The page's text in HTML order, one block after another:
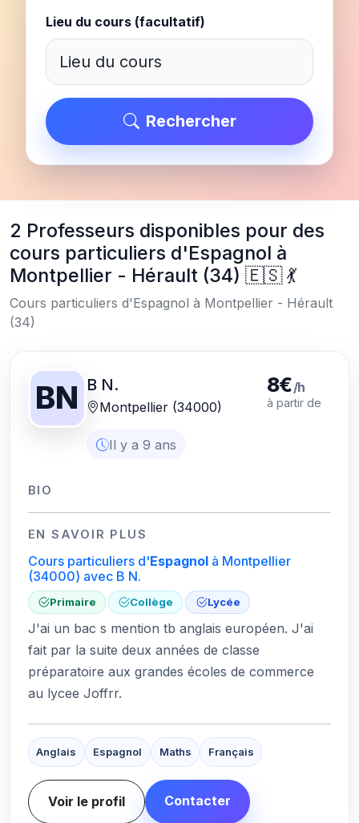
Lieu du cours (facultatif)
Rechercher
2 Professeurs disponibles pour des
cours particuliers d'Espagnol à
Montpellier - Hérault (34) 🇪🇸 💃
Cours particuliers d'Espagnol à Montpellier - Hérault
(34)
BN B N.
Montpellier (34000)
Il y a 9 ans
8€/h
à partir de
BIO
EN SAVOIR PLUS
Cours particuliers d'Espagnolà Montpellier
(34000) avec B N.
Primaire Collège Lycée
J'ai un bac s mention tb anglais européen. J'ai
fait par la suite deux années de classe
préparatoire aux grandes écoles de commerce
au lycee Joffrr.
Anglais Espagnol Maths Français
Voir le profil Contacter